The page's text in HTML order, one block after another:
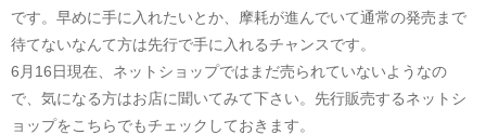
です。早めに手に入れたいとか、摩耗が進んでいて通常の発売まで
待てないなんて方は先行で手に入れるチャンスです。
6月16日現在、ネットショップではまだ売られていないようなの
で、気になる方はお店に聞いてみて下さい。先行販売するネットシ
ョップをこちらでもチェックしておきます。